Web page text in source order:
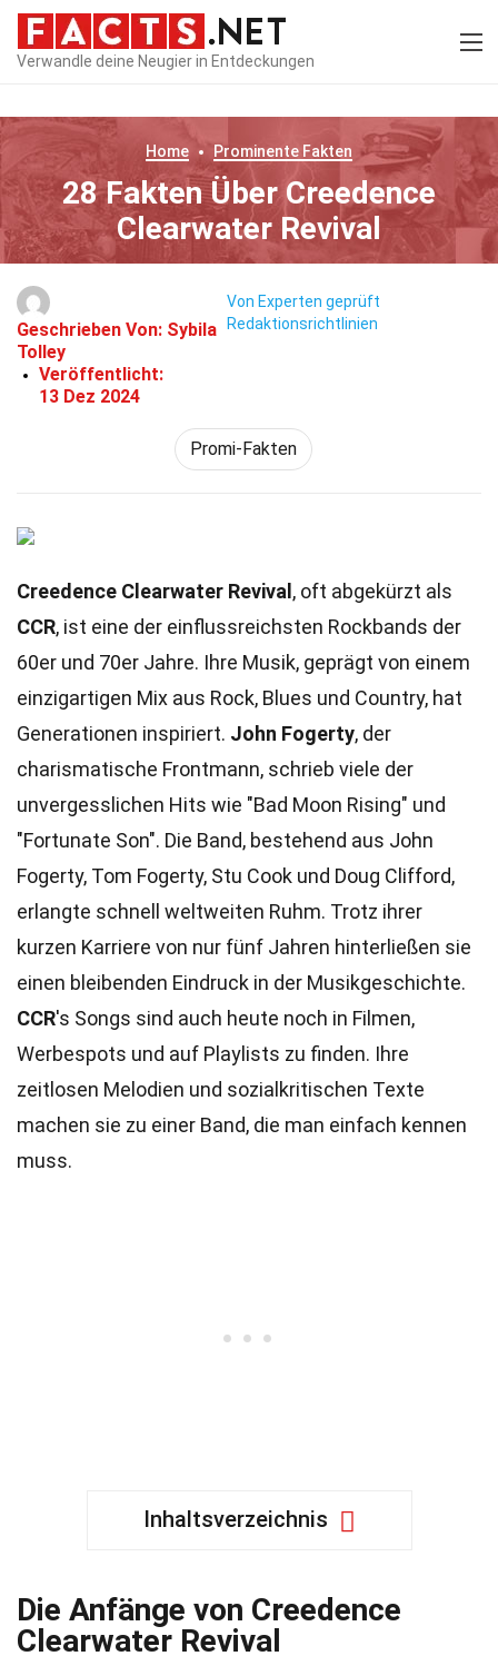
Verwandle deine Neugier in Entdeckungen
Home Prominente Fakten
28 Fakten Über Creedence
Clearwater Revival
Geschrieben Von: Sybila
Tolley
Veröffentlicht:
13 Dez 2024
Von Experten geprüft
Redaktionsrichtlinien
Promi-Fakten
Creedence Clearwater Revival , oft abgekürzt als
CCR, ist eine der einflussreichsten Rockbands der
60er und 70er Jahre. Ihre Musik, geprägt von einem
einzigartigen Mix aus Rock, Blues und Country, hat
Generationen inspiriert. John Fogerty, der
charismatische Frontmann, schrieb viele der
unvergesslichen Hits wie "Bad Moon Rising" und
"Fortunate Son". Die Band, bestehend aus John
Fogerty, Tom Fogerty, Stu Cook und Doug Clifford,
erlangte schnell weltweiten Ruhm. Trotz ihrer
kurzen Karriere von nur fünf Jahren hinterließen sie
einen bleibenden Eindruck in der Musikgeschichte.
CCR's Songs sind auch heute noch in Filmen,
Werbespots und auf Playlists zu finden. Ihre
zeitlosen Melodien und sozialkritischen Texte
machen sie zu einer Band, die man einfach kennen
muss.
Inhaltsverzeichnis
Die Anfänge von Creedence
Clearwater Revival